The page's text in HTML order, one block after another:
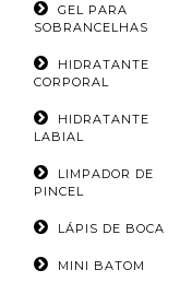
GEL PARA
SOBRANCELHAS
HIDRATANTE
CORPORAL
HIDRATANTE
LABIAL
LIMPADOR DE
PINCEL
LÁPIS DE BOCA
MINI BATOM